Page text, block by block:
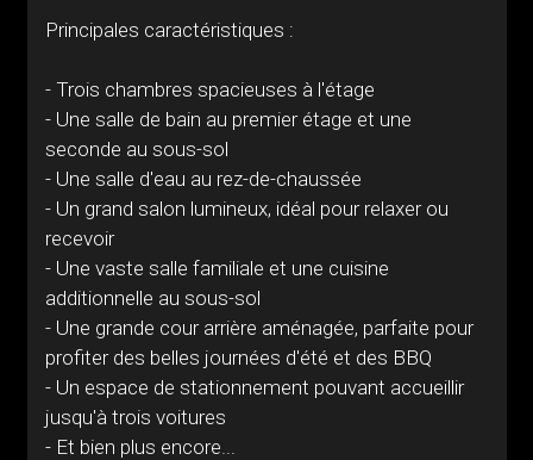
Principales caractéristiques :
- Trois chambres spacieuses à l'étage
- Une salle de bain au premier étage et une
seconde au sous-sol
- Une salle d'eau au rez-de-chaussée
- Un grand salon lumineux, idéal pour relaxer ou
recevoir
- Une vaste salle familiale et une cuisine
additionnelle au sous-sol
- Une grande cour arrière aménagée, parfaite pour
profiter des belles journées d'été et des BBQ
- Un espace de stationnement pouvant accueillir
jusqu'à trois voitures
- Et bien plus encore...